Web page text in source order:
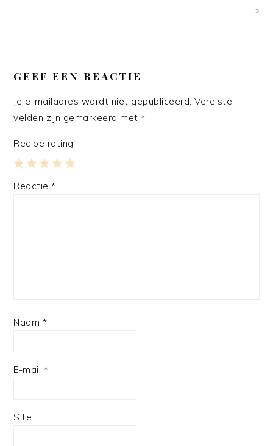
»
INTERACTIES
GEEF EEN REACTIE
Je e-mailadres wordt niet gepubliceerd. Vereiste
velden zijn gemarkeerd met*
Recipe rating
4
3
2
1
Reactie*
Naam *
E-mail *
Site